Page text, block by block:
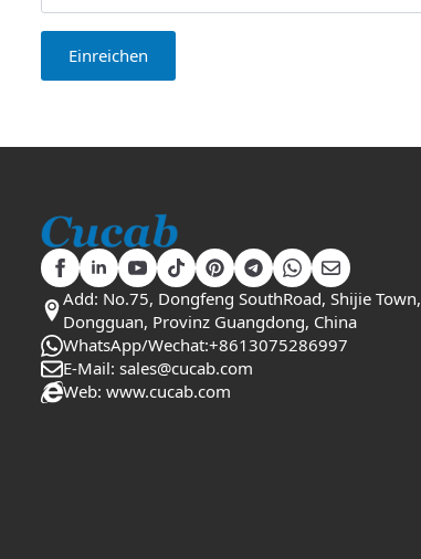
Einreichen
Add: No.75, Dongfeng SouthRoad, Shijie Town,
Dongguan, Provinz Guangdong, China
WhatsApp/Wechat:+8613075286997
E-Mail: sales@cucab.com
Web: www.cucab.com